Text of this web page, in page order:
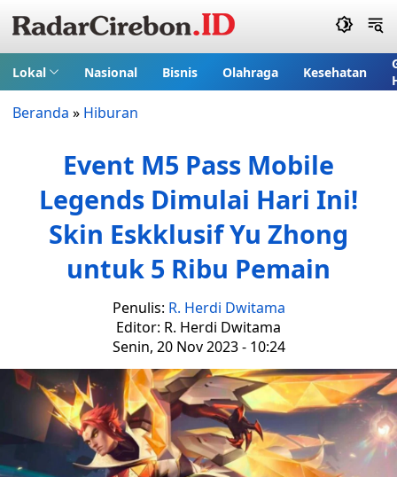
Lokal Nasional Bisnis Olahraga Kesehatan
Beranda » Hiburan
Event M5 Pass Mobile
Legends Dimulai Hari Ini!
Skin Eskklusif Yu Zhong
untuk 5 Ribu Pemain
Penulis: R. Herdi Dwitama
Editor: R. Herdi Dwitama
Senin, 20 Nov 2023 - 10:24